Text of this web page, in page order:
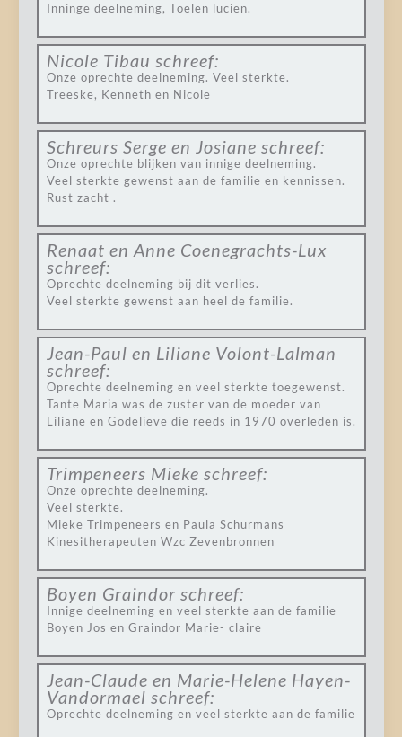
Inninge deelneming, Toelen lucien.
Nicole Tibau schreef:
Onze oprechte deelneming. Veel sterkte.
Treeske, Kenneth en Nicole
Schreurs Serge en Josiane schreef:
Onze oprechte blijken van innige deelneming.
Veel sterkte gewenst aan de familie en kennissen.
Rust zacht .
Renaat en Anne Coenegrachts-Lux
schreef:
Oprechte deelneming bij dit verlies.
Veel sterkte gewenst aan heel de familie.
Jean-Paul en Liliane Volont-Lalman
schreef:
Oprechte deelneming en veel sterkte toegewenst.
Tante Maria was de zuster van de moeder van
Liliane en Godelieve die reeds in 1970 overleden is.
Trimpeneers Mieke schreef:
Onze oprechte deelneming.
Veel sterkte.
Mieke Trimpeneers en Paula Schurmans
Kinesitherapeuten Wzc Zevenbronnen
Boyen Graindor schreef:
Innige deelneming en veel sterkte aan de familie
Boyen Jos en Graindor Marie- claire
Jean-Claude en Marie-Helene Hayen-
Vandormael schreef:
Oprechte deelneming en veel sterkte aan de familie